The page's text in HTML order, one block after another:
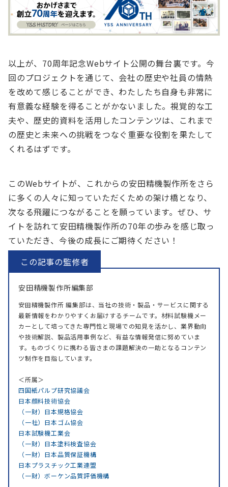
以上が、70周年記念Webサイト公開の舞台裏です。今
回のプロジェクトを通じて、会社の歴史や社員の情熱
を改めて感じることができ、わたしたち自身も非常に
有意義な経験を得ることがかないました。視覚的な工
夫や、歴史的資料を活用したコンテンツは、これまで
の歴史と未来への挑戦をつなぐ重要な役割を果たして
くれるはずです。
このWebサイトが、これからの安田精機製作所をさら
に多くの人々に知っていただくための架け橋となり、
次なる飛躍につながることを願っています。ぜひ、サ
イトを訪れて安田精機製作所の70年の歩みを感じ取っ
ていただき、今後の成長にご期待ください！
安田精機製作所編集部
安田精機製作所 編集部は、当社の技術・製品・サービスに関する
最新情報をわかりやすくお届けするチームです。材料試験機メー
カーとして培ってきた専門性と現場での知見を活かし、業界動向
や技術解説、製品活用事例など、有益な情報発信に努めていま
す。ものづくりに携わる皆さまの課題解決の一助となるコンテン
ツ制作を目指しています。
＜所属＞
四国紙パルプ研究協議会
日本顔料技術協会
（一財）日本規格協会
（一社）日本ゴム協会
日本試験機工業会
（一財）日本塗料検査協会
（一財）日本品質保証機構
日本プラスチック工業連盟
（一財）ボーケン品質評価機構